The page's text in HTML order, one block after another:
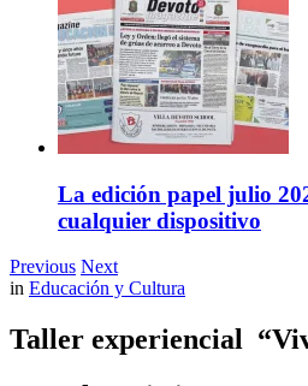
La edición papel julio
cualquier dispositivo
Previous Next
in Educación y Cultura
Taller experiencial